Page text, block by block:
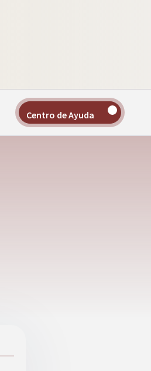
Centro de Ayuda